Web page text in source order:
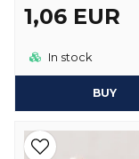
1,06 EUR
In stock
BUY